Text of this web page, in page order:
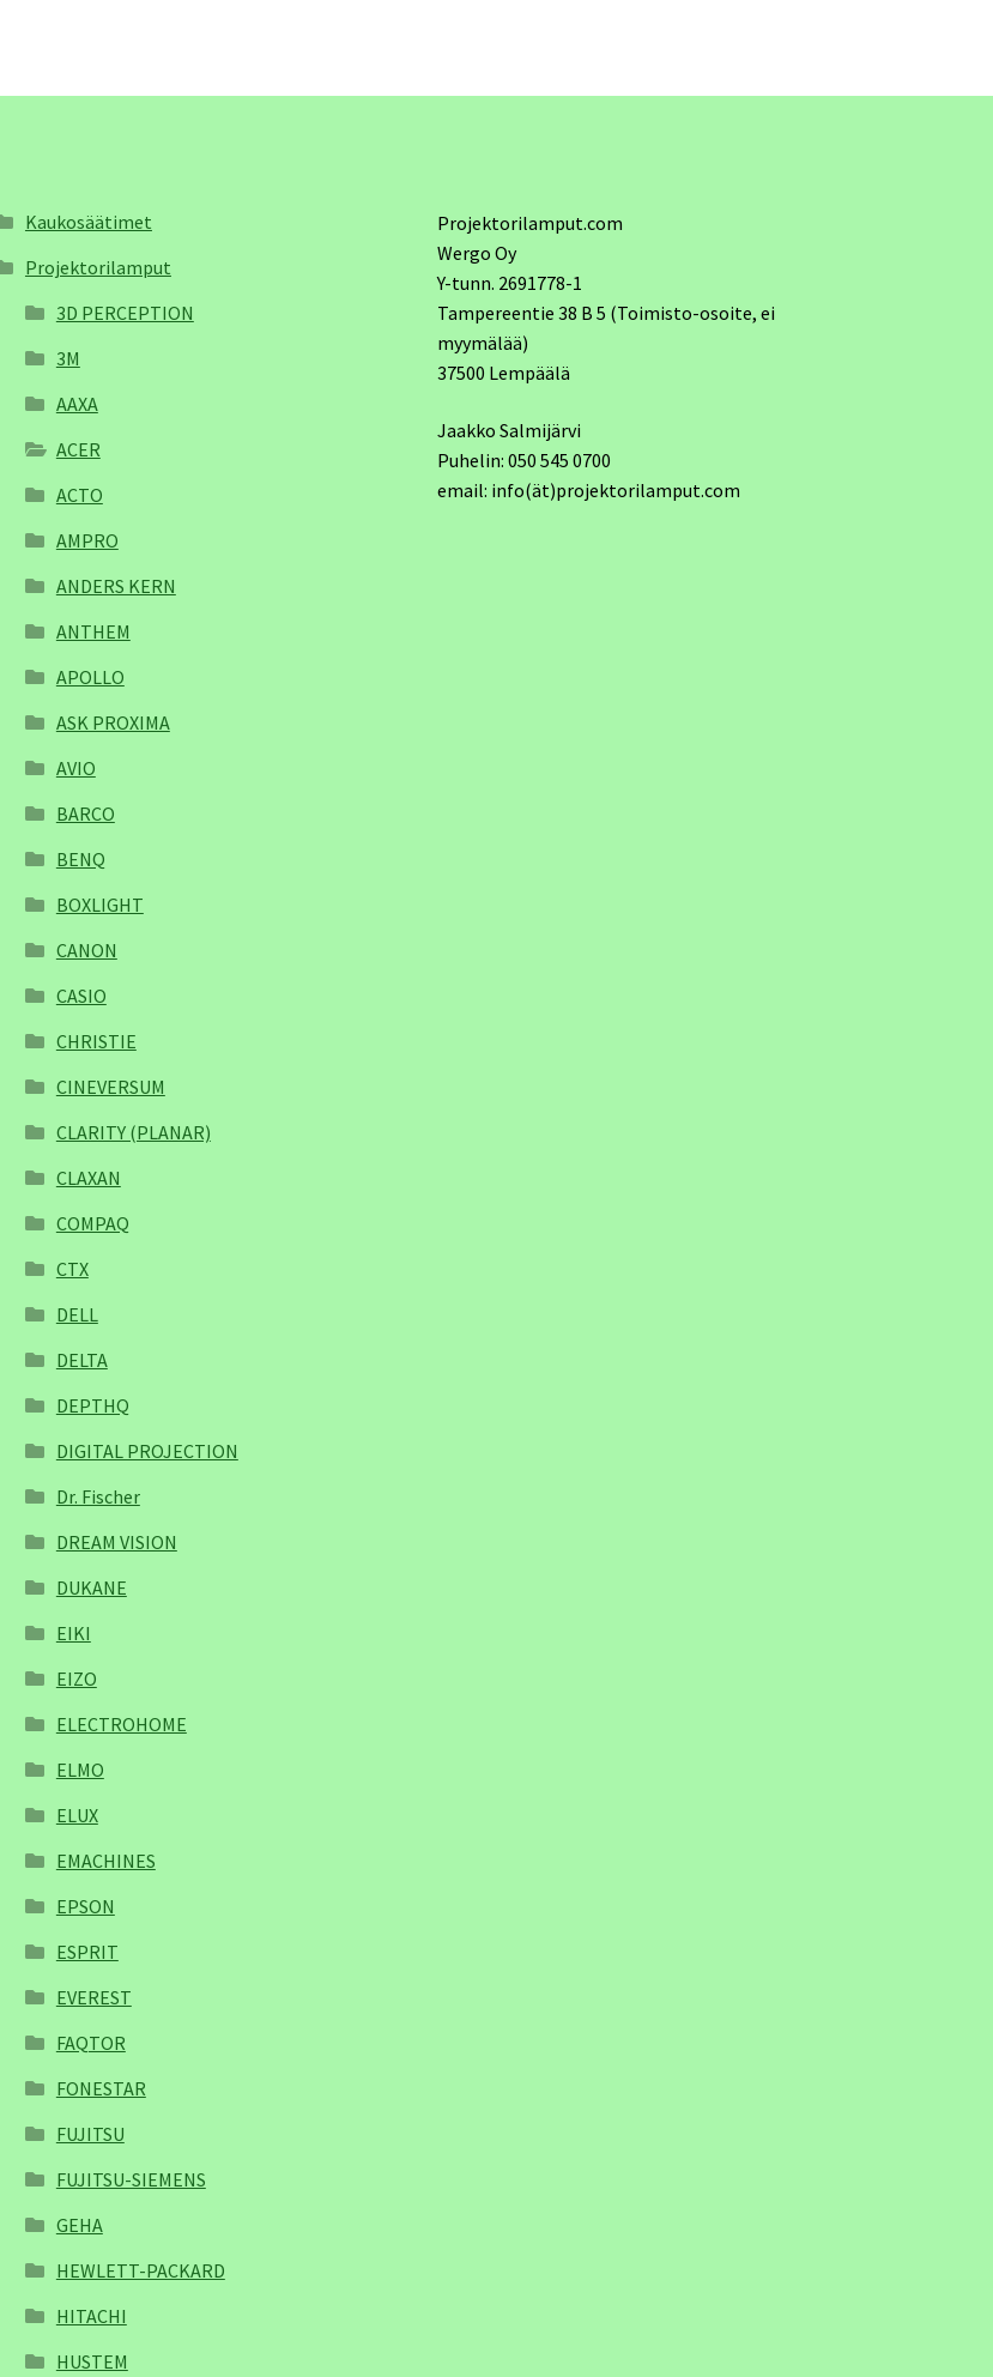
Kaukosäätimet
Projektorilamput
3D PERCEPTION
3M
AAXA
ACER
ACTO
AMPRO
ANDERS KERN
ANTHEM
APOLLO
ASK PROXIMA
AVIO
BARCO
BENQ
BOXLIGHT
CANON
CASIO
CHRISTIE
CINEVERSUM
CLARITY (PLANAR)
CLAXAN
COMPAQ
CTX
DELL
DELTA
DEPTHQ
DIGITAL PROJECTION
Dr. Fischer
DREAM VISION
DUKANE
EIKI
EIZO
ELECTROHOME
ELMO
ELUX
EMACHINES
EPSON
ESPRIT
EVEREST
FAQTOR
FONESTAR
FUJITSU
FUJITSU-SIEMENS
GEHA
HEWLETT-PACKARD
HITACHI
HUSTEM
Projektorilamput.com
Wergo Oy
Y-tunn. 2691778-1
Tampereentie 38 B 5 (Toimisto-osoite, ei
myymälää)
37500 Lempäälä
Jaakko Salmijärvi
Puhelin: 050 545 0700
email: info(ät)projektorilamput.com